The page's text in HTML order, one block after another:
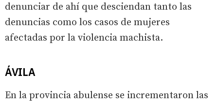
denunciar de ahí que desciendan tanto las
denuncias como los casos de mujeres
afectadas por la violencia machista.
ÁVILA
En la provincia abulense se incrementaron las